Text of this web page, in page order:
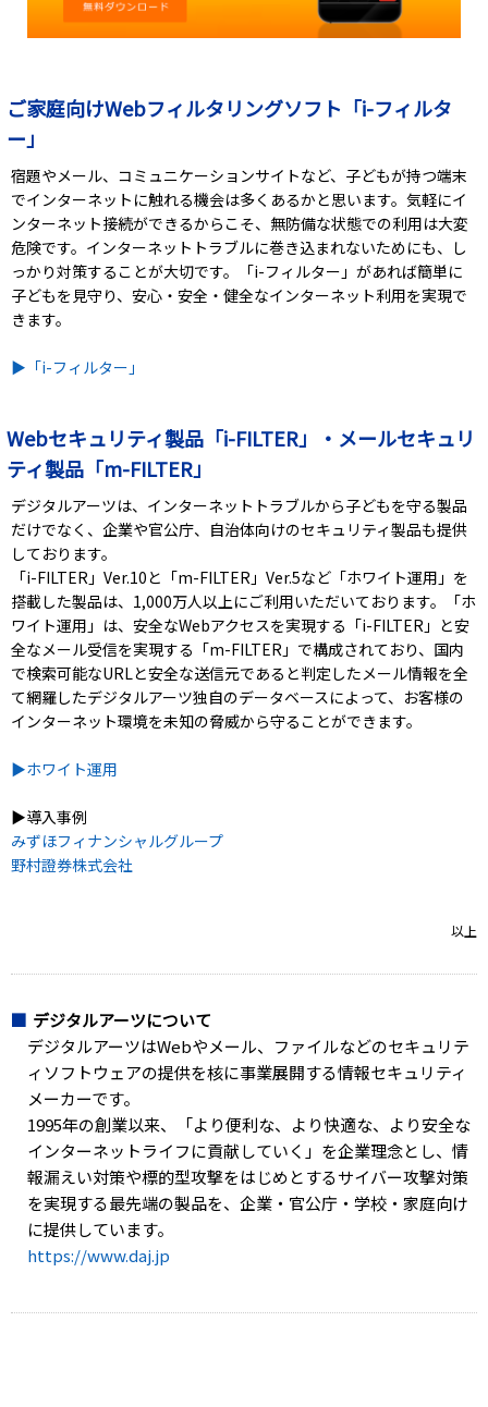
ご家庭向けWebフィルタリングソフト「i-フィルタ
ー」
宿題やメール、コミュニケーションサイトなど、子どもが持つ端末
でインターネットに触れる機会は多くあるかと思います。気軽にイ
ンターネット接続ができるからこそ、無防備な状態での利用は大変
危険です。インターネットトラブルに巻き込まれないためにも、し
っかり対策することが大切です。「i-フィルター」があれば簡単に
子どもを見守り、安心・安全・健全なインターネット利用を実現で
きます。
▶「i-フィルター」
Webセキュリティ製品「i-FILTER」・メールセキュリ
ティ製品「m-FILTER」
デジタルアーツは、インターネットトラブルから子どもを守る製品
だけでなく、企業や官公庁、自治体向けのセキュリティ製品も提供
しております。
「i-FILTER」Ver.10と「m-FILTER」Ver.5など「ホワイト運用」を
搭載した製品は、1,000万人以上にご利用いただいております。「ホ
ワイト運用」は、安全なWebアクセスを実現する「i-FILTER」と安
全なメール受信を実現する「m-FILTER」で構成されており、国内
で検索可能なURLと安全な送信元であると判定したメール情報を全
て網羅したデジタルアーツ独自のデータベースによって、お客様の
インターネット環境を未知の脅威から守ることができます。
▶ホワイト運用
▶導入事例
みずほフィナンシャルグループ
野村證券株式会社
以上
デジタルアーツについて
デジタルアーツはWebやメール、ファイルなどのセキュリテ
ィソフトウェアの提供を核に事業展開する情報セキュリティ
メーカーです。
1995年の創業以来、「より便利な、より快適な、より安全な
インターネットライフに貢献していく」を企業理念とし、情
報漏えい対策や標的型攻撃をはじめとするサイバー攻撃対策
を実現する最先端の製品を、企業・官公庁・学校・家庭向け
に提供しています。
https://www.daj.jp